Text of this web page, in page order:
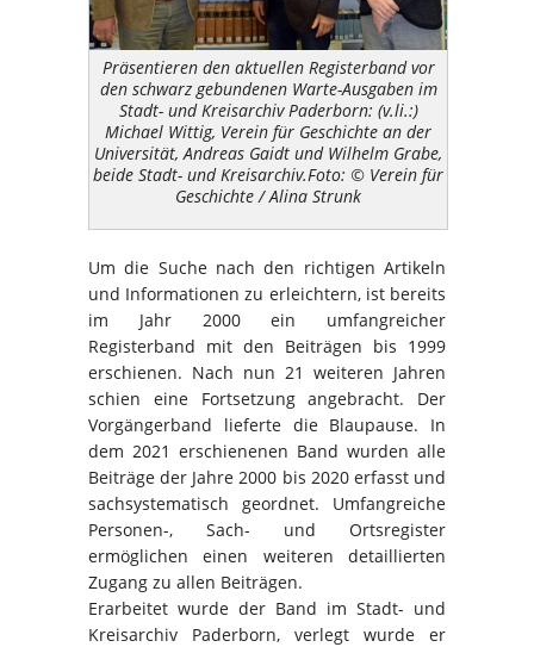
Präsentieren den aktuellen Registerband vor
den schwarz gebundenen Warte-Ausgaben im
Stadt- und Kreisarchiv Paderborn: (v.li.:)
Michael Wittig, Verein für Geschichte an der
Universität, Andreas Gaidt und Wilhelm Grabe,
beide Stadt- und Kreisarchiv.Foto: © Verein für
Geschichte / Alina Strunk
Um die Suche nach den richtigen Artikeln
und Informationen zu erleichtern, ist bereits
im Jahr 2000 ein umfangreicher
Registerband mit den Beiträgen bis 1999
erschienen. Nach nun 21 weiteren Jahren
schien eine Fortsetzung angebracht. Der
Vorgängerband lieferte die Blaupause. In
dem 2021 erschienenen Band wurden alle
Beiträge der Jahre 2000 bis 2020 erfasst und
sachsystematisch geordnet. Umfangreiche
Personen-, Sach- und Ortsregister
ermöglichen einen weiteren detaillierten
Zugang zu allen Beiträgen.
Erarbeitet wurde der Band im Stadt- und
Kreisarchiv Paderborn, verlegt wurde er